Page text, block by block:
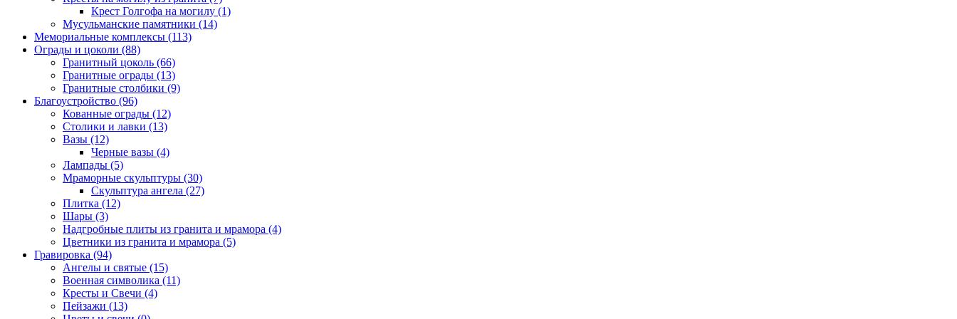
Крест Голгофа на могилу (1)
Мусульманские памятники (14)
Мемориальные комплексы (113)
Ограды и цоколи (88)
Гранитный цоколь (66)
Гранитные ограды (13)
Гранитные столбики (9)
Благоустройство (96)
Кованные ограды (12)
Столики и лавки (13)
Вазы (12)
Черные вазы (4)
Лампады (5)
Мраморные скульптуры (30)
Скульптура ангела (27)
Плитка (12)
Шары (3)
Надгробные плиты из гранита и мрамора (4)
Цветники из гранита и мрамора (5)
Гравировка (94)
Ангелы и святые (15)
Военная символика (11)
Кресты и Свечи (4)
Пейзажи (13)